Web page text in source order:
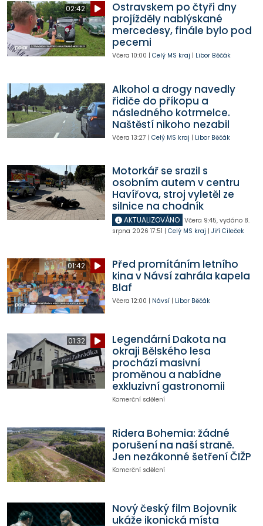
02:42
Ostravskem po čtyři dny
projížděly nablýskané
mercedesy, finále bylo pod
pecemi
Včera 10:00 | Celý MS kraj | Libor Běčák
Alkohol a drogy navedly
řidiče do příkopu a
následného kotrmelce.
Naštěstí nikoho nezabil
Včera 13:27 | Celý MS kraj | Libor Běčák
Motorkář se srazil s
osobním autem v centru
Havířova, stroj vyletěl ze
silnice na chodník
AKTUALIZOVÁNO Včera 9:45, vydáno 8.
srpna 2026 17:51 | Celý MS kraj | Jiří Cileček
01:42
Před promítáním letního
kina v Návsí zahrála kapela
Blaf
Včera 12:00 | Návsí| Libor Běčák
01:32
Legendární Dakota na
okraji Bělského lesa
prochází masivní
proměnou a nabídne
exkluzivní gastronomii
Komerční sdělení
Ridera Bohemia: žádné
porušení na naší straně.
Jen nezákonné šetření ČIŽP
Komerční sdělení
Nový český film Bojovník
ukáže ikonická místa